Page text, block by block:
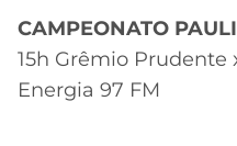
CAMPEONATO
15h Grêmio Prudente
Energia 97 FM